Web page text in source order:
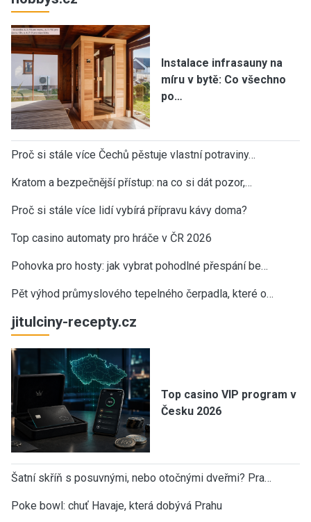
Instalace infrasauny na
míru v bytě: Co všechno
po…
Proč si stále více Čechů pěstuje vlastní potraviny…
Kratom a bezpečnější přístup: na co si dát pozor,…
Proč si stále více lidí vybírá přípravu kávy doma?
Top casino automaty pro hráče v ČR 2026
Pohovka pro hosty: jak vybrat pohodlné přespání be…
Pět výhod průmyslového tepelného čerpadla, které o…
jitulciny-recepty.cz
Top casino VIP program v
Česku 2026
Šatní skříň s posuvnými, nebo otočnými dveřmi? Pra…
Poke bowl: chuť Havaje, která dobývá Prahu